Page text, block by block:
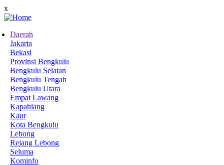
Skip
to
content
x
Main
navigation
Daerah
Jakarta
Bekasi
Provinsi Bengkulu
Bengkulu Selatan
Bengkulu Tengah
Bengkulu Utara
Empat Lawang
Kapahiang
Kaur
Kota Bengkulu
Lebong
Rejang Lebong
Seluma
Kominfo